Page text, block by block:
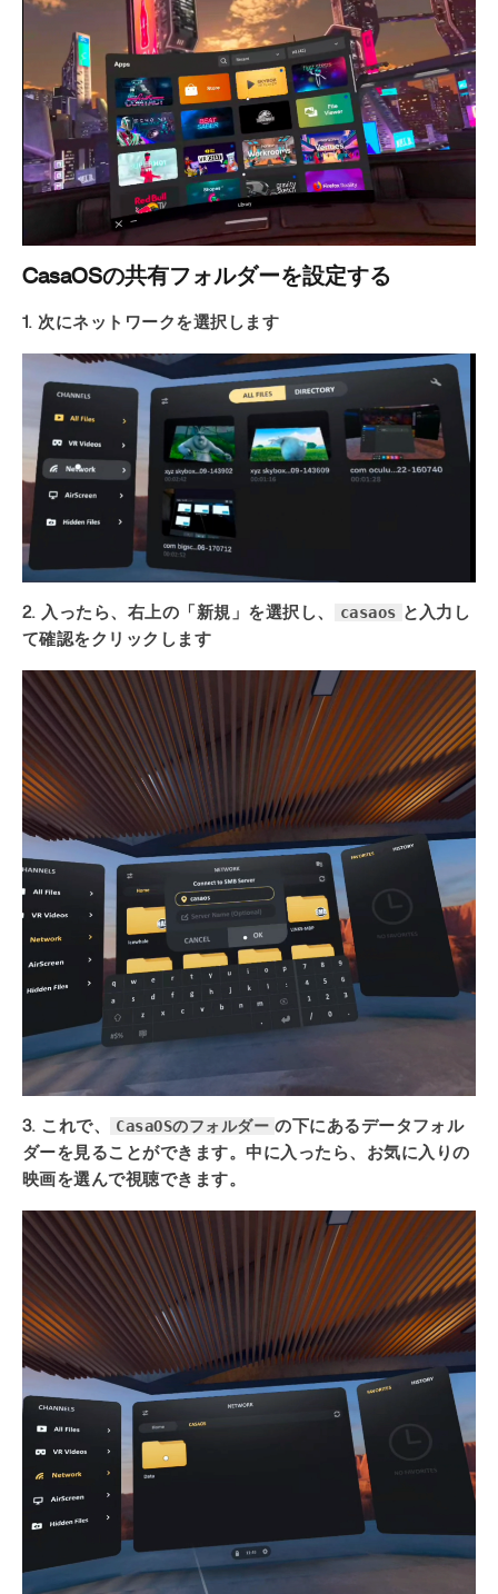
CasaOSの共有フォルダーを設定する
1. 次にネットワークを選択します
2. 入ったら、右上の「新規」を選択し、 casaos と入力し
て確認をクリックします
3. これで、 CasaOSのフォルダー の下にあるデータフォル
ダーを見ることができます。中に入ったら、お気に入りの
映画を選んで視聴できます。